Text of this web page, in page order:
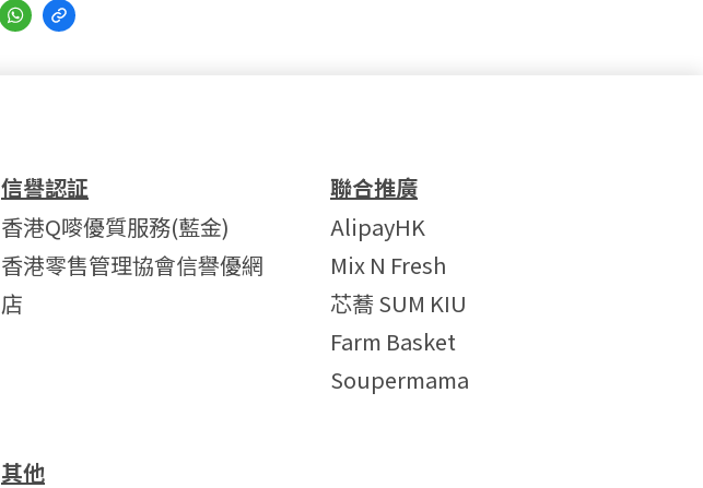
信譽認証
香港Q嘜優質服務(藍金)
香港零售管理協會信譽優網
店
聯合推廣
AlipayHK
Mix N Fresh
芯蕎 SUM KIU
Farm Basket
Soupermama
其他